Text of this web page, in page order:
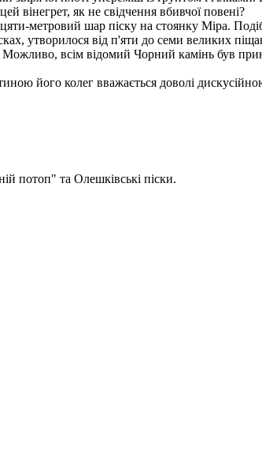
вінегрет, як не свідчення вбивчої повені?
метровий шар піску на стоянку Міра.
утворилося від п'яти до семи великих
Можливо, всім відомий Чорний камінь був
його колег вважається доволі
потоп" та Олешкiвськi пiски.